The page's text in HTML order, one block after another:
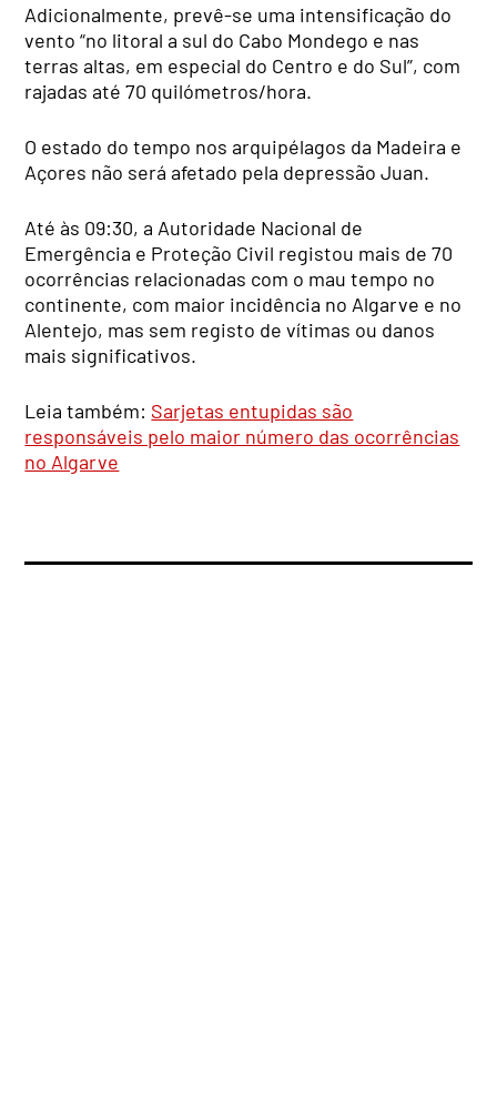
Adicionalmente, prevê-se uma intensificação do
vento “no litoral a sul do Cabo Mondego e nas
terras altas, em especial do Centro e do Sul”, com
rajadas até 70 quilómetros/hora.
O estado do tempo nos arquipélagos da Madeira e
Açores não será afetado pela depressão Juan.
Até às 09:30, a Autoridade Nacional de
Emergência e Proteção Civil registou mais de 70
ocorrências relacionadas com o mau tempo no
continente, com maior incidência no Algarve e no
Alentejo, mas sem registo de vítimas ou danos
mais significativos.
Leia também: Sarjetas entupidas são
responsáveis pelo maior número das ocorrências
no Algarve